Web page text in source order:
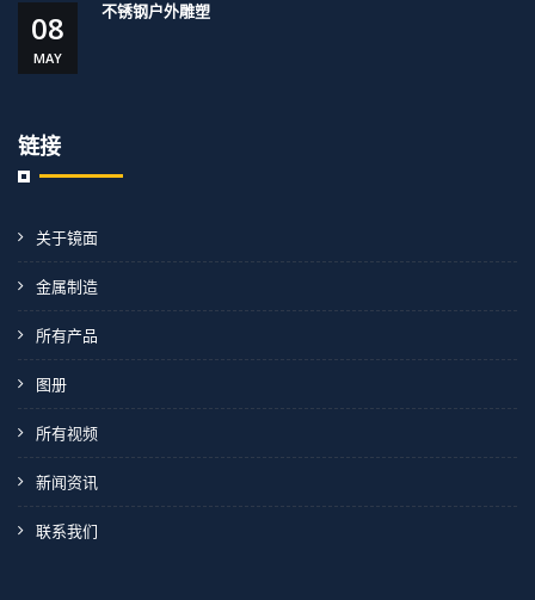
08
MAY
不锈钢户外雕塑
链接
关于镜面
金属制造
所有产品
图册
所有视频
新闻资讯
联系我们